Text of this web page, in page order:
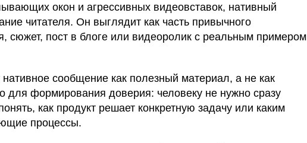
окон и агрессивных видеовставок, нативный
читателя. Он выглядит как часть привычного
сюжет, пост в блоге или видеоролик с реальным примером
сообщение как полезный материал, а не как
для формирования доверия: человеку не нужно сразу
как продукт решает конкретную задачу или каким
процессы.